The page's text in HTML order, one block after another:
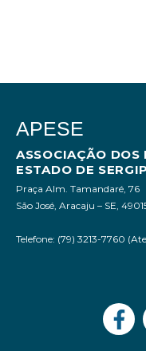
APESE
ASSOCIAÇÃO DOS
ESTADO DE
Praça Alm. Tamandaré, 76
São José, Aracaju – SE,
Telefone: (79) 3213-7760